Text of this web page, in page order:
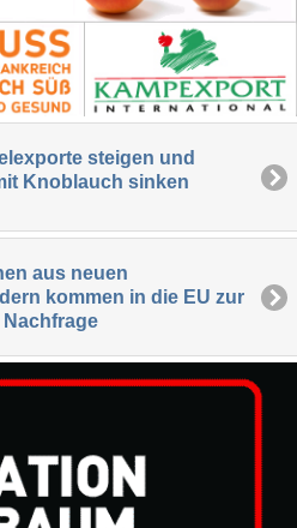
steigen und
Knoblauch sinken
aus neuen
kommen in die EU zur